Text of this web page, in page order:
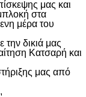
μας και
στα
μέρα του
δικιά μας
Κατσαρή και
μας από